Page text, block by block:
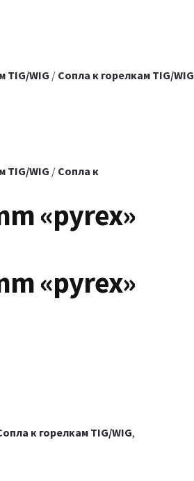
TIG/WIG / Сопла к горелкам TIG/WIG
TIG/WIG / Сопла к
«pyrex»
«pyrex»
к горелкам TIG/WIG,